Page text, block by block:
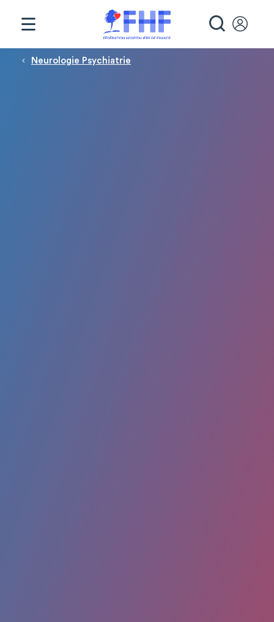
Fil d'Ariane
Neurologie Psychiatrie
Panneau de gestion des cookies